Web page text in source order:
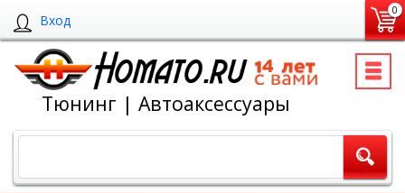
Вход
0
Тюнинг | Автоаксессуары